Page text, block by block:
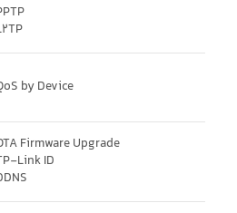
by Device
Firmware Upgrade
Link ID